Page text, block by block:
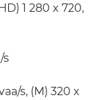
1 280 x 720,
s
s, (M) 320 x